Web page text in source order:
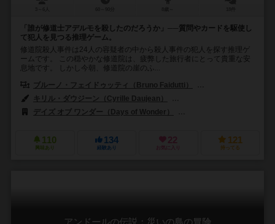
「誰が修道士アデルモを殺したのだろうか」──質問やカードを駆使し
て犯人を見つる推理ゲーム。
修道院殺人事件は24人の容疑者の中から殺人事件の犯人を探す推理ゲ
ームです。 この穏やかな修道院は、疲弊した旅行者にとって貴重な安
息地です。 しかし今朝、修道院の崖のふ...
ブルーノ・フェイドゥッティ（Bruno Faidutti）
キリル・ダウジーン（Cyrille Daujean）
デイズ オブ ワンダー（Days of Wonder）
110
興味あり
134
経験あり
22
お気に入り
121
持ってる